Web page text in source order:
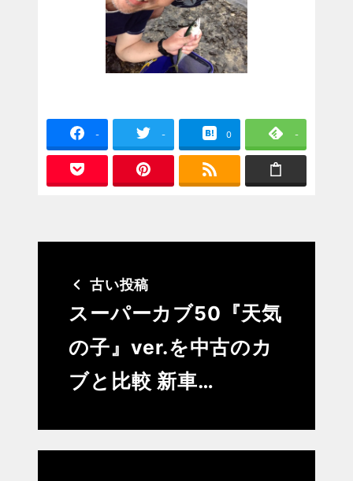
- - 0 -
古い投稿
スーパーカブ50『天気
の子』ver.を中古のカ
ブと比較 新車…